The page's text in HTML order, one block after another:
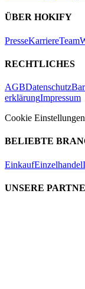
ÜBER HOKIFY
PresseKarriereTeam
RECHTLICHES
AGBDatenschutz
erklärungImpressum
Cookie Einstellungen
BELIEBTE
EinkaufEinzelhandel
UNSERE